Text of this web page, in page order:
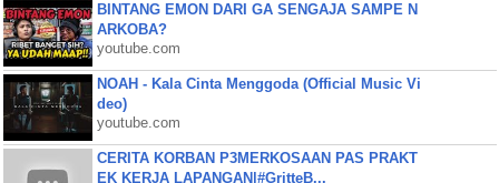
BINTANG EMON DARI GA SENGAJA SAMPE N
ARKOBA?
youtube.com
NOAH - Kala Cinta Menggoda (Official Music Vi
deo)
youtube.com
CERITA KORBAN P3MERKOSAAN PAS PRAKT
EK KERJA LAPANGAN|#GritteB...